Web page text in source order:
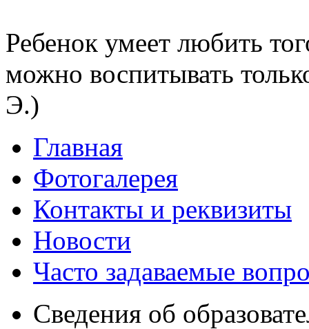
Ребенок умеет любить
можно воспитывать
Э.)
Главная
Фотогалерея
Контакты и реквизиты
Новости
Часто задаваемые
Сведения об